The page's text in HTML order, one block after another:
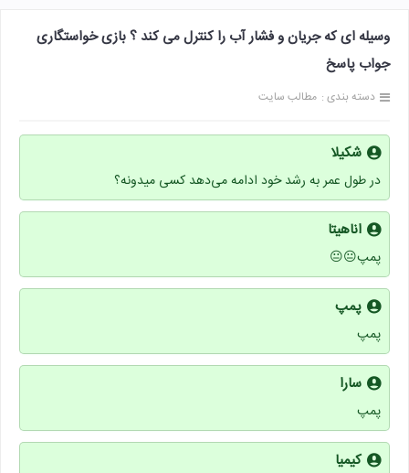
وسیله ای که جریان و فشار آب را کنترل می کند ؟ بازی خواستگاری
جواب پاسخ
دسته بندی : مطالب سایت
شکیلا
در طول عمر به رشد خود ادامه می‌دهد کسی میدونه؟
اناهیتا
پمپ😐😐
پمپ
پمپ
سارا
پمپ
کیمیا